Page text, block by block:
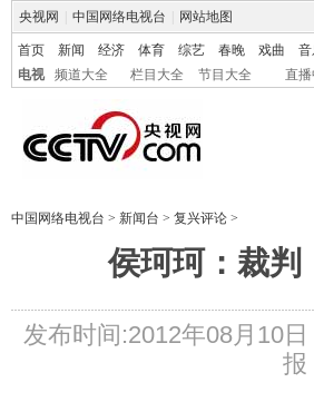
央视网 中国网络电视台 网站地图
首页 新闻 经济 体育 综艺 春晚 戏曲
电视
频道大全 栏目大全 节目大全 直播
中国网络电视台 > 新闻台 > 复兴评论 >
侯珂珂：裁判
发布时间:2012年08月10日
报